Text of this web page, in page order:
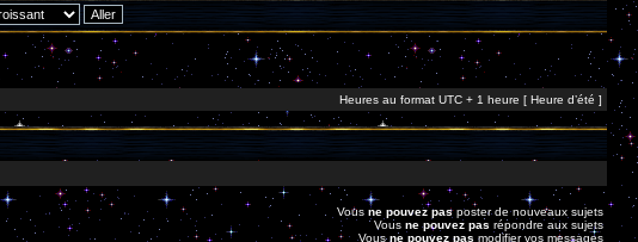
Heures au format UTC + 1 heure [ Heure d’été ]
Vous ne pouvez pasposter de nouveaux sujets
Vous ne pouvez pas répondre aux sujets
Vousne pouvez pas modifier vos messages